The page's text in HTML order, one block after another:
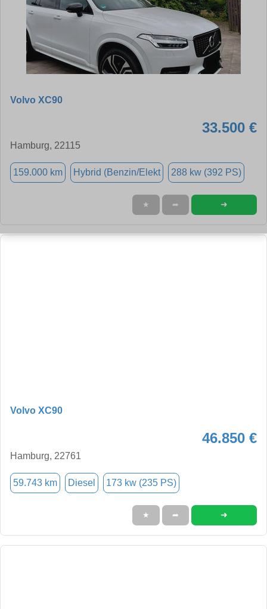
Volvo XC90
33.500 €
Hamburg, 22115
159.000 km Hybrid (Benzin/Elekt 288 kw (392 PS)
★ ➦ ➜
Volvo XC90
46.850 €
Hamburg, 22761
59.743 km Diesel 173 kw (235 PS)
★ ➦ ➜